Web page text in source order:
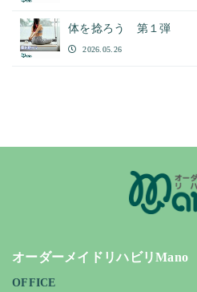
体を捻ろう 第１弾
2026.05.26
オーダーメイドリハビリMano
OFFICE